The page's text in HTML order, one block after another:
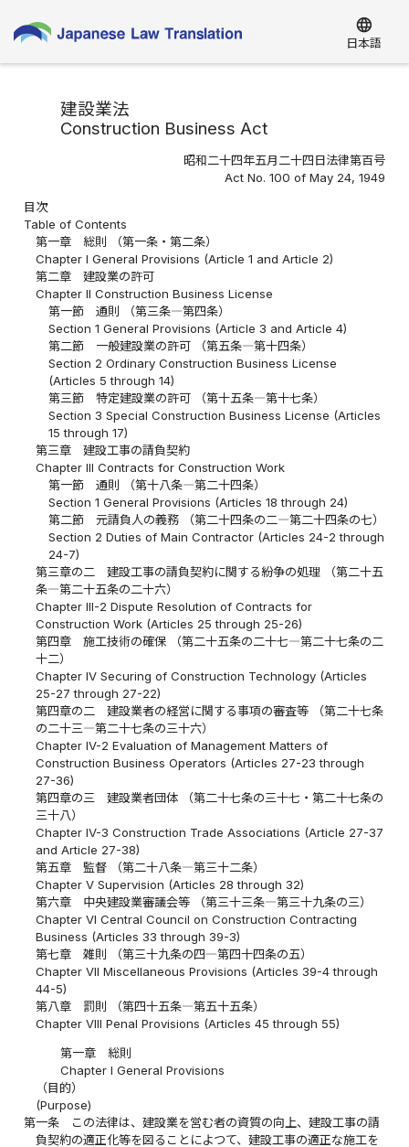
language
日本語
建設業法
Construction Business Act
昭和二十四年五月二十四日法律第百号
Act No. 100 of May 24, 1949
目次
Table of Contents
第一章 総則 （第一条・第二条）
Chapter I General Provisions (Article 1 and Article 2)
第二章 建設業の許可
Chapter II Construction Business License
第一節 通則 （第三条―第四条）
Section 1 General Provisions (Article 3 and Article 4)
第二節 一般建設業の許可 （第五条―第十四条）
Section 2 Ordinary Construction Business License
(Articles 5 through 14)
第三節 特定建設業の許可 （第十五条―第十七条）
Section 3 Special Construction Business License (Articles
15 through 17)
第三章 建設工事の請負契約
Chapter III Contracts for Construction Work
第一節 通則 （第十八条―第二十四条）
Section 1 General Provisions (Articles 18 through 24)
第二節 元請負人の義務 （第二十四条の二―第二十四条の七）
Section 2 Duties of Main Contractor (Articles 24-2 through
24-7)
第三章の二 建設工事の請負契約に関する紛争の処理 （第二十五
条―第二十五条の二十六）
Chapter III-2 Dispute Resolution of Contracts for
Construction Work (Articles 25 through 25-26)
第四章 施工技術の確保 （第二十五条の二十七―第二十七条の二
十二）
Chapter IV Securing of Construction Technology (Articles
25-27 through 27-22)
第四章の二 建設業者の経営に関する事項の審査等 （第二十七条
の二十三―第二十七条の三十六）
Chapter IV-2 Evaluation of Management Matters of
Construction Business Operators (Articles 27-23 through
27-36)
第四章の三 建設業者団体 （第二十七条の三十七・第二十七条の
三十八）
Chapter IV-3 Construction Trade Associations (Article 27-37
and Article 27-38)
第五章 監督 （第二十八条―第三十二条）
Chapter V Supervision (Articles 28 through 32)
第六章 中央建設業審議会等 （第三十三条―第三十九条の三）
Chapter VI Central Council on Construction Contracting
Business (Articles 33 through 39-3)
第七章 雑則 （第三十九条の四―第四十四条の五）
Chapter VII Miscellaneous Provisions (Articles 39-4 through
44-5)
第八章 罰則 （第四十五条―第五十五条）
Chapter VIII Penal Provisions (Articles 45 through 55)
第一章 総則
Chapter I General Provisions
（目的）
(Purpose)
第一条
この法律は、建設業を営む者の資質の向上、建設工事の請
負契約の適正化等を図ることによつて、建設工事の適正な施工を